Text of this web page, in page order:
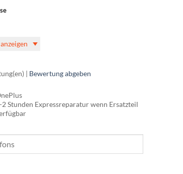
| Bewertung abgeben
2 Stunden Expressreparatur wenn Ersatzteil